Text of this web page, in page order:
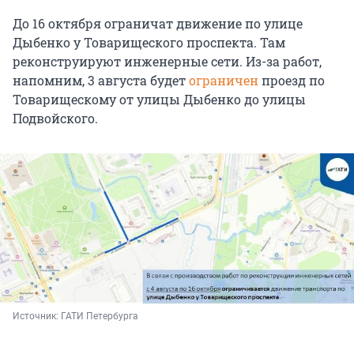
До 16 октября ограничат движение по улице
Дыбенко у Товарищеского проспекта. Там
реконструируют инженерные сети. Из-за работ,
напомним, 3 августа будетограниченпроезд по
Товарищескому от улицы Дыбенко до улицы
Подвойского.
Источник: ГАТИ Петербурга